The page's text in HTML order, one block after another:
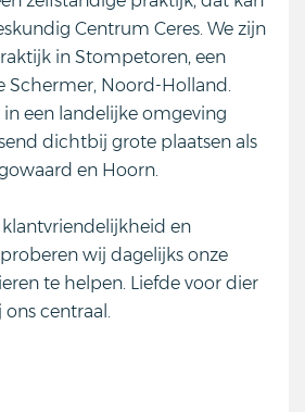
Centrum Ceres. We zijn
in Stompetoren, een
Schermer, Noord-Holland.
een landelijke omgeving
dichtbij grote plaatsen als
en Hoorn.
klantvriendelijkheid en
wij dagelijks onze
te helpen. Liefde voor dier
centraal.